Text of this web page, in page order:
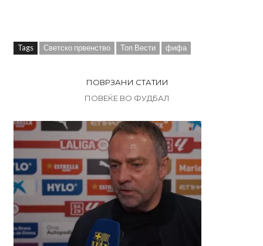
Tags Светско првенство Топ Вести фифа
ПОВРЗАНИ СТАТИИ
ПОВЕЌЕ ВО ФУДБАЛ